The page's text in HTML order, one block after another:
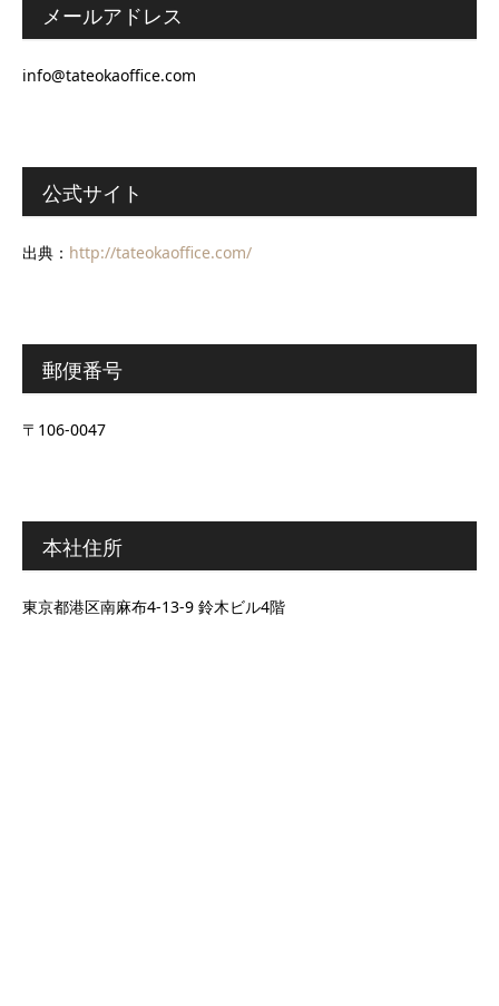
メールアドレス
info@tateokaoffice.com
公式サイト
出典： http://tateokaoffice.com/
郵便番号
〒106-0047
本社住所
東京都港区南麻布4-13-9 鈴木ビル4階